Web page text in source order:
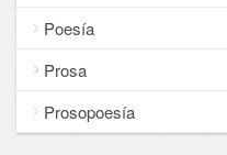
Poesía
Prosa
Prosopoesía